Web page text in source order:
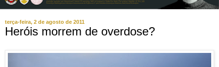
terça-feira, 2 de agosto de 2011
Heróis morrem de overdose?